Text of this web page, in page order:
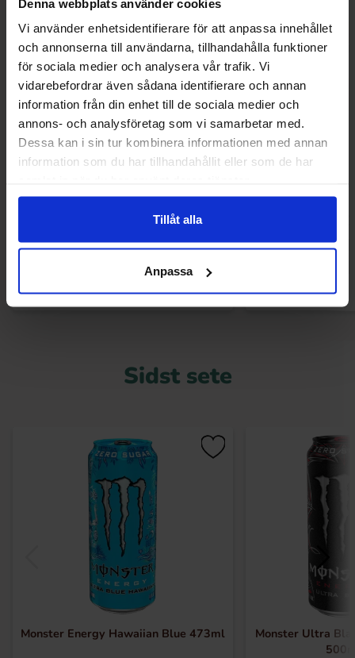
Denna webbplats använder cookies
Vi använder enhetsidentifierare för att anpassa innehållet
och annonserna till användarna, tillhandahålla funktioner
för sociala medier och analysera vår trafik. Vi
vidarebefordrar även sådana identifierare och annan
information från din enhet till de sociala medier och
annons- och analysföretag som vi samarbetar med.
Dessa kan i sin tur kombinera informationen med annan
information som du har tillhandahållit eller som de har
Tillåt alla
Anpassa
Sidst sete
Monster Energy Hawaiian Blue 473ml
Monster Ultra